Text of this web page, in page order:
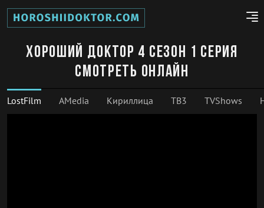
Хороший доктор 4 сезон 1 серия
смотреть онлайн
LostFilm AMedia Кириллица ТВ3 TVShows